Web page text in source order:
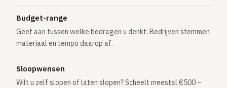
Budget-range
Geef aan tussen welke bedragen u denkt. Bedrijven stemmen
materiaal en tempo daarop af.
Sloopwensen
Wilt u zelf slopen of laten slopen? Scheelt meestal €500 –